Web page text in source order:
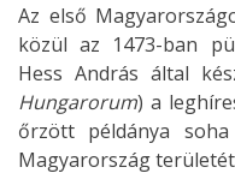
Az első
közül az 1473-ban
Hess András által
Hungarorum) a
őrzött példánya
Magyarország